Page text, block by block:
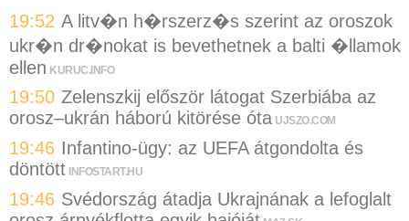
19:52 A litv�n h�rszerz�s szerint az oroszok
ukr�n dr�nokat is bevethetnek a balti �llamok
ellen KURUC.INFO
19:50 Zelenszkij először látogat Szerbiába az
orosz–ukrán háború kitörése óta UJSZO.COM
19:46 Infantino-ügy: az UEFA átgondolta és
döntött INFOSTART.HU
19:46 Svédország átadja Ukrajnának a lefoglalt